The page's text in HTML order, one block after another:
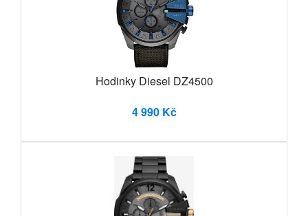
Hodinky Diesel DZ4500
4 990 Kč